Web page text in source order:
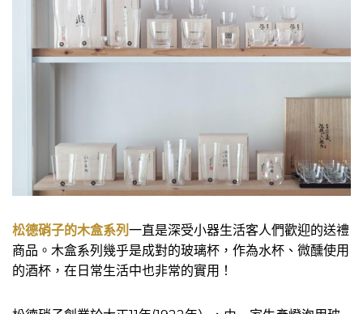
松德硝子的木盒系列 一直是深受小器生活客人們歡迎的送禮
商品。木盒系列幾乎是成對的玻璃杯，作為水杯、微醺使用
的酒杯，在日常生活中也非常的實用！